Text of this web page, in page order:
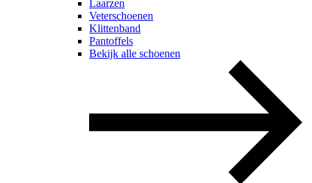
Laarzen
Veterschoenen
Klittenband
Pantoffels
Bekijk alle schoenen